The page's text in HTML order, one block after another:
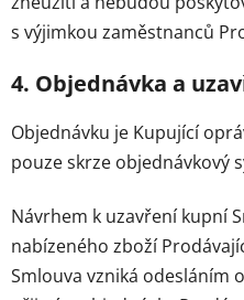
s výjimkou zaměstnanců
4. Objednávka a
Objednávku je Kupující
pouze skrze objednávkový
Návrhem k uzavření kupní
nabízeného zboží
Smlouva vzniká odesláním